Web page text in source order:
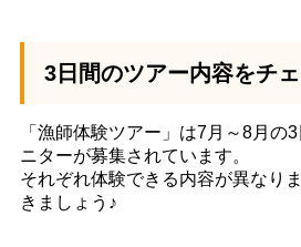
3日間のツアー内容をチ
「漁師体験ツアー」は7月～8月の
ニターが募集されています。
それぞれ体験できる内容が異なり
きましょう♪